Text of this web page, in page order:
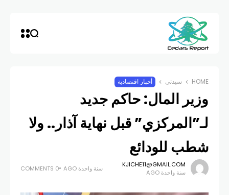
HOME سيدتي أخبار اقتصادية
وزير المال: حاكم جديد
لـ”المركزي” قبل نهاية آذار.. ولا
شطب للودائع
KJICHE11@GMAIL.COM
سنة واحدة AGO
سنة واحدة AGO 0 COMMENTS